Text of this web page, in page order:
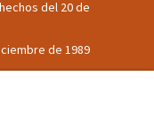
del 20 de
de 1989